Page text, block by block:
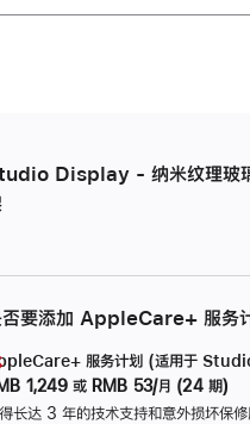
Display - 纳米纹理玻
否要添加 AppleCare+ 服务
服务计划 (适用于
1,249 或 RMB 53/月 (24 期)
长达 3 年的技术支持和意外损坏保修